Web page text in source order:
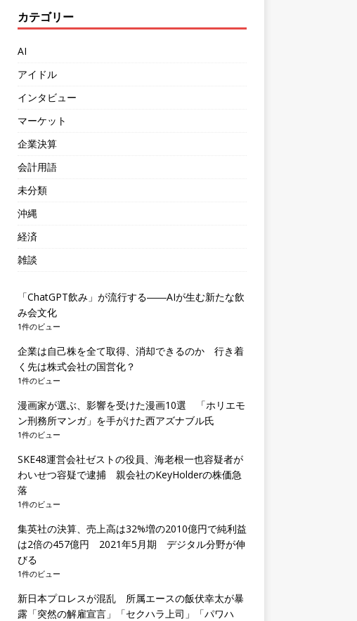
カテゴリー
AI
アイドル
インタビュー
マーケット
企業決算
会計用語
未分類
沖縄
経済
雑談
「ChatGPT飲み」が流行する――AIが生む新たな飲
み会文化
1件のビュー
企業は自己株を全て取得、消却できるのか 行き着
く先は株式会社の国営化？
1件のビュー
漫画家が選ぶ、影響を受けた漫画10選 「ホリエモ
ン刑務所マンガ」を手がけた西アズナブル氏
1件のビュー
SKE48運営会社ゼストの役員、海老根一也容疑者が
わいせつ容疑で逮捕 親会社のKeyHolderの株価急
落
1件のビュー
集英社の決算、売上高は32%増の2010億円で純利益
は2倍の457億円 2021年5月期 デジタル分野が伸
びる
1件のビュー
新日本プロレスが混乱 所属エースの飯伏幸太が暴
露「突然の解雇宣言」「セクハラ上司」「パワハ